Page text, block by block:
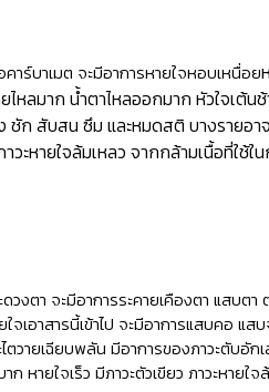
ร์บาเมต จะมีอาการหายใจหอบเหนื่อย
ไหลมาก น้ำตาไหลออกมาก หัวใจเต้
ชัก สับสน ซึม และหมดสติ บางรายอา
ะหายใจล้มเหลว จากกล้ามเนื้อที่ใช้ใ
ตา จะมีอาการระคายเคืองตา แสบต
เอาสารนี้เข้าไป จะมีอาการแสบคอ แ
ตวายเฉียบพลัน มีอาการของภาวะตับอั
หายใจเร็ว มีภาวะตัวเขียว ภาวะหายใ